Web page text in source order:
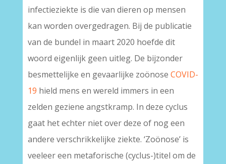
infectieziekte is die van dieren op mensen
kan worden overgedragen. Bij de publicatie
van de bundel in maart 2020 hoefde dit
woord eigenlijk geen uitleg. De bijzonder
besmettelijke en gevaarlijke zoönose COVID-
19 hield mens en wereld immers in een
zelden geziene angstkramp. In deze cyclus
gaat het echter niet over deze of nog een
andere verschrikkelijke ziekte. ‘Zoönose’ is
veeleer een metaforische (cyclus-)titel om de